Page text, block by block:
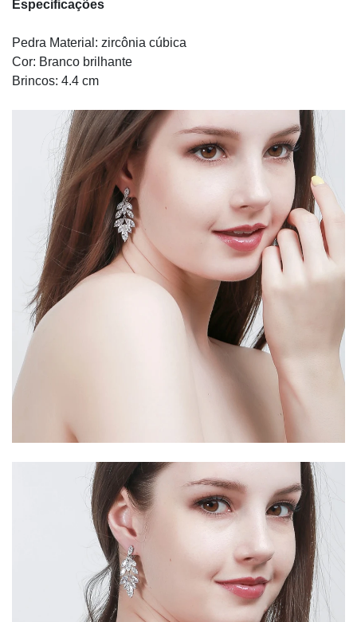
Especificações
Pedra Material: zircônia cúbica
Cor: Branco brilhante
Brincos: 4.4 cm